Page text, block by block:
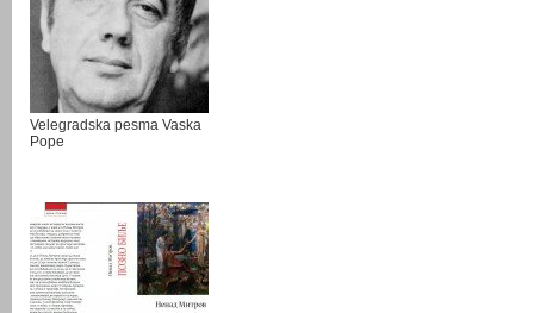
Velegradska pesma Vaska
Pope